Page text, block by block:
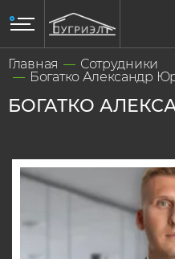
Главная
Сотрудники
Богатко Александр
БОГАТКО